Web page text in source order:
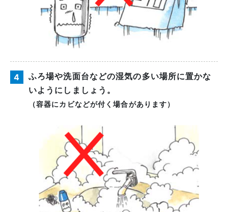
4
ふろ場や洗面台などの湿気の多い場所に置かな
いようにしましょう。
（容器にカビなどが付く場合があります）